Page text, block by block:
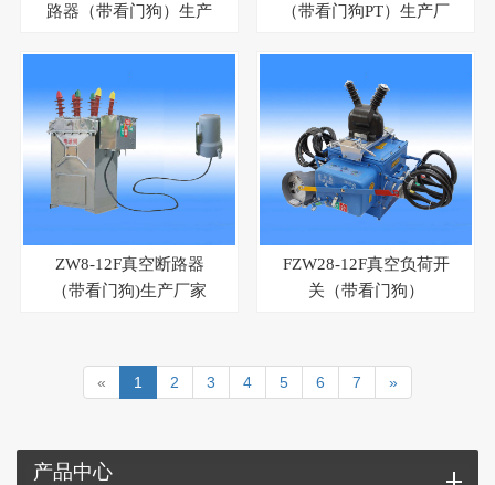
路器（带看门狗）生产
（带看门狗PT）生产厂
ZW8-12F真空断路器
（带看门狗)生产厂家
FZW28-12F真空负荷开
关（带看门狗）
« 1 2 3 4 5 6 7 »
产品中心